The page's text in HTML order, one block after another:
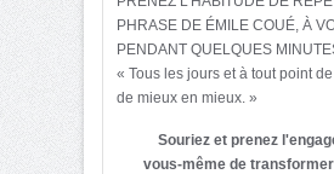
PHRASE DE ÉMILE COUÉ, À
PENDANT QUELQUES
« Tous les jours et à tout point
de mieux en mieux. »
Souriez et prenez
vous-même de